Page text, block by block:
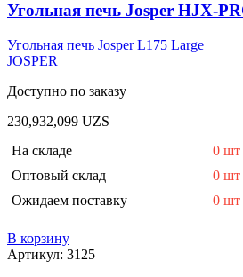
Угольная печь Josper HJX-
Угольная печь Josper L175 Large
JOSPER
Доступно по заказу
230,932,099 UZS
На складе
0 шт
Оптовый склад
0 шт
Ожидаем поставку
0 шт
В корзину
Артикул: 3125